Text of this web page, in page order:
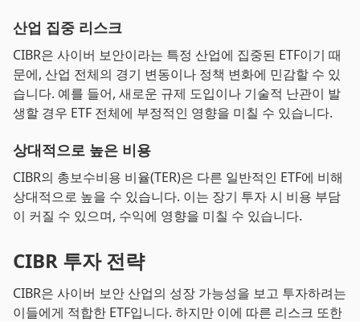
산업 집중 리스크
CIBR은 사이버 보안이라는 특정 산업에 집중된 ETF이기 때
문에, 산업 전체의 경기 변동이나 정책 변화에 민감할 수 있
습니다. 예를 들어, 새로운 규제 도입이나 기술적 난관이 발
생할 경우 ETF 전체에 부정적인 영향을 미칠 수 있습니다.
상대적으로 높은 비용
CIBR의 총보수비용 비율(TER)은 다른 일반적인 ETF에 비해
상대적으로 높을 수 있습니다. 이는 장기 투자 시 비용 부담
이 커질 수 있으며, 수익에 영향을 미칠 수 있습니다.
CIBR 투자 전략
CIBR은 사이버 보안 산업의 성장 가능성을 보고 투자하려는
이들에게 적합한 ETF입니다. 하지만 이에 따른 리스크 또한